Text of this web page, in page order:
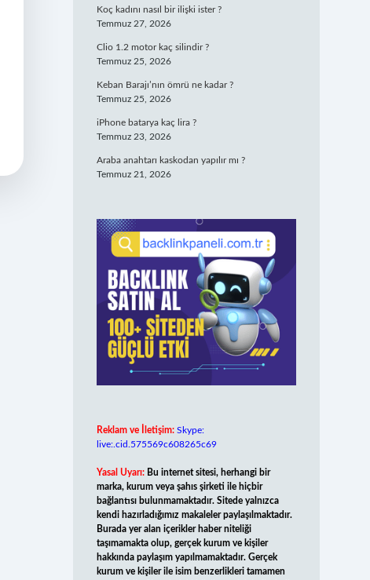
Koç kadını nasıl bir ilişki ister ?
Temmuz 27, 2026
Clio 1.2 motor kaç silindir ?
Temmuz 25, 2026
Keban Barajı’nın ömrü ne kadar ?
Temmuz 25, 2026
iPhone batarya kaç lira ?
Temmuz 23, 2026
Araba anahtarı kaskodan yapılır mı ?
Temmuz 21, 2026
Reklam ve İletişim: Skype:
live:.cid.575569c608265c69
Yasal Uyarı: Bu internet sitesi, herhangi bir
marka, kurum veya şahıs şirketi ile hiçbir
bağlantısı bulunmamaktadır. Sitede yalnızca
kendi hazırladığımız makaleler paylaşılmaktadır.
Burada yer alan içerikler haber niteliği
taşımamakta olup, gerçek kurum ve kişiler
hakkında paylaşım yapılmamaktadır. Gerçek
kurum ve kişiler ile isim benzerlikleri tamamen